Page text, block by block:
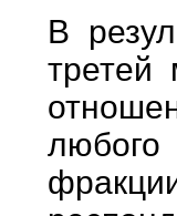
В
третей
любого